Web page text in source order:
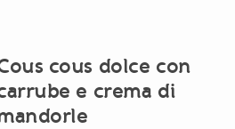
cous dolce con
e crema di